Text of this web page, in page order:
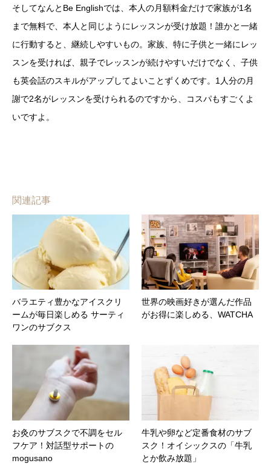
そしてなんとBe Englishでは、本人の月額料金だけで家族が1名
まで無料で、本人と同じようにレッスンが受け放題！誰かと一緒
に行動すると、継続しやすいもの。家族、特に子供と一緒にレッ
スンを受ければ、親子でレッスンが続けやすいだけでなく、子供
も英会話のスキルがアップしてよいことずくめです。1人分の月
謝で2名がレッスンを受けられるのですから、コスパもすごくよ
いですよ。
関連記事
バラエティ豊かなアイスクリ
ームが毎日楽しめる サーティ
ワンのサブクス
世界の映画好きが選んだ作品
がお得に楽しめる、WATCHA
お灸のサブスクで不調をセル
フケア！対話型サポートの
mogusano
牛乳や卵など定番食材のサブ
スク！オイシックスの「牛乳
とか飲み放題」